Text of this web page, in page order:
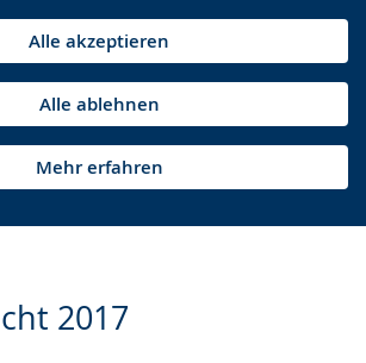
Alle akzeptieren
Alle ablehnen
Mehr erfahren
2017